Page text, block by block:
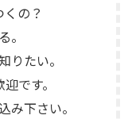
の？
。
りたい。
です。
み下さい。